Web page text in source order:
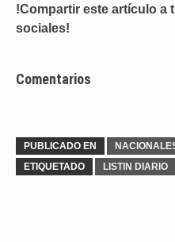
!Compartir este artículo a
sociales!
Comentarios
PUBLICADO EN
ETIQUETADO
LISTIN DIARIO